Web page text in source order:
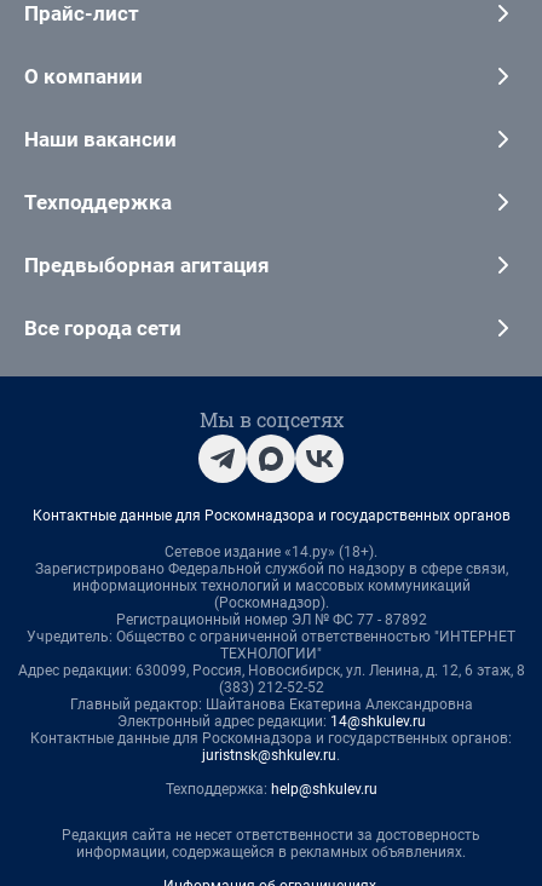
Прайс-лист
О компании
Наши вакансии
Техподдержка
Предвыборная агитация
Все города сети
Мы в соцсетях
Контактные данные для Роскомнадзора и государственных органов
Сетевое издание «14.ру» (18+).
Зарегистрировано Федеральной службой по надзору в сфере связи,
информационных технологий и массовых коммуникаций
(Роскомнадзор).
Регистрационный номер ЭЛ № ФС 77 - 87892
Учредитель: Общество с ограниченной ответственностью "ИНТЕРНЕТ
ТЕХНОЛОГИИ"
Адрес редакции: 630099, Россия, Новосибирск, ул. Ленина, д. 12, 6 этаж, 8
(383) 212-52-52
Главный редактор: Шайтанова Екатерина Александровна
Электронный адрес редакции: 14@shkulev.ru
Контактные данные для Роскомнадзора и государственных органов:
juristnsk@shkulev.ru.
Техподдержка: help@shkulev.ru
Редакция сайта не несет ответственности за достоверность
информации, содержащейся в рекламных объявлениях.